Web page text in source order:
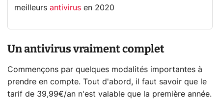
meilleursantivirus en 2020
Un antivirus vraiment complet
Commençons par quelques modalités importantes à
prendre en compte. Tout d'abord, il faut savoir que le
tarif de 39,99€/an n'est valable que la première année.